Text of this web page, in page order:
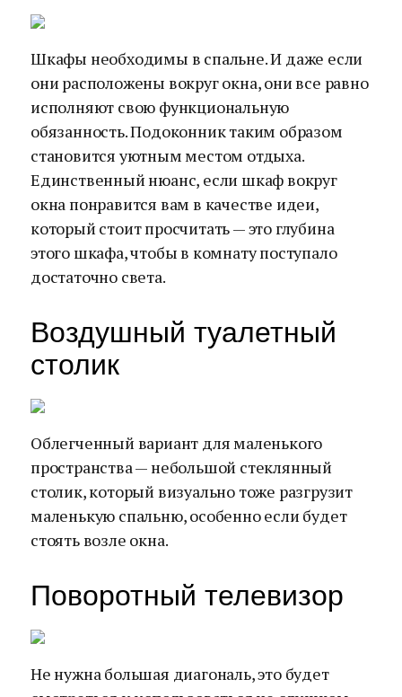
Шкафы необходимы в спальне. И даже если
они расположены вокруг окна, они все равно
исполняют свою функциональную
обязанность. Подоконник таким образом
становится уютным местом отдыха.
Единственный нюанс, если шкаф вокруг
окна понравится вам в качестве идеи,
который стоит просчитать — это глубина
этого шкафа, чтобы в комнату поступало
достаточно света.
Воздушный туалетный
столик
Облегченный вариант для маленького
пространства — небольшой стеклянный
столик, который визуально тоже разгрузит
маленькую спальню, особенно если будет
стоять возле окна.
Поворотный телевизор
Не нужна большая диагональ, это будет